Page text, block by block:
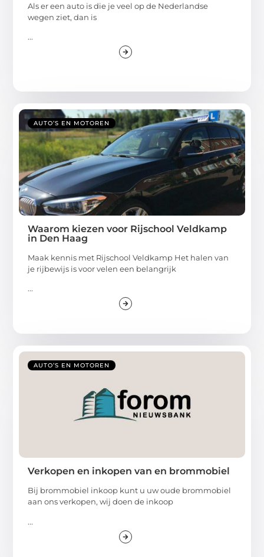
Als er een auto is die je veel op de Nederlandse
wegen ziet, dan is
...
AUTO’S EN MOTOREN
Waarom kiezen voor Rijschool Veldkamp
in Den Haag
Maak kennis met Rijschool Veldkamp Het halen van
je rijbewijs is voor velen een belangrijk
...
AUTO’S EN MOTOREN
Verkopen en inkopen van en brommobiel
Bij brommobiel inkoop kunt u uw oude brommobiel
aan ons verkopen, wij doen de inkoop
...